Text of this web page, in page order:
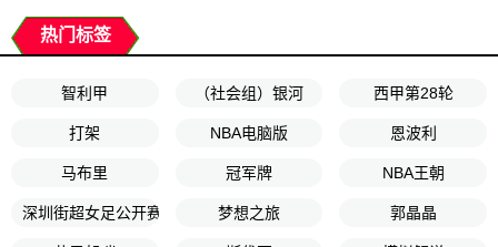
热门标签
智利甲 （社会组）银河 西甲第28轮
打架 NBA电脑版 恩波利
马布里 冠军牌 NBA王朝
深圳街超女足公开赛 梦想之旅 郭晶晶